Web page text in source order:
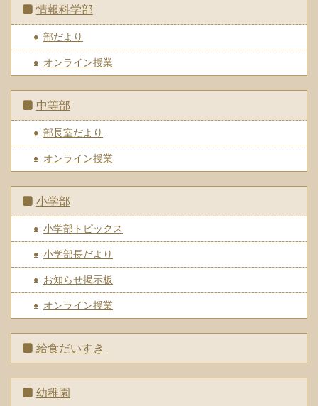
情報科学部
部だより
オンライン授業
中等部
部長室だより
オンライン授業
小学部
小学部トピックス
小学部長だより
お知らせ掲示板
オンライン授業
給食だいすき
幼稚園